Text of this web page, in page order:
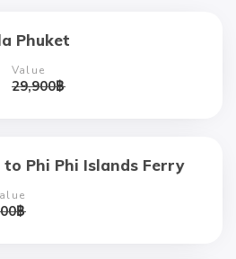
Phuket
Value
29,900฿
to Phi Phi Islands Ferry
฿